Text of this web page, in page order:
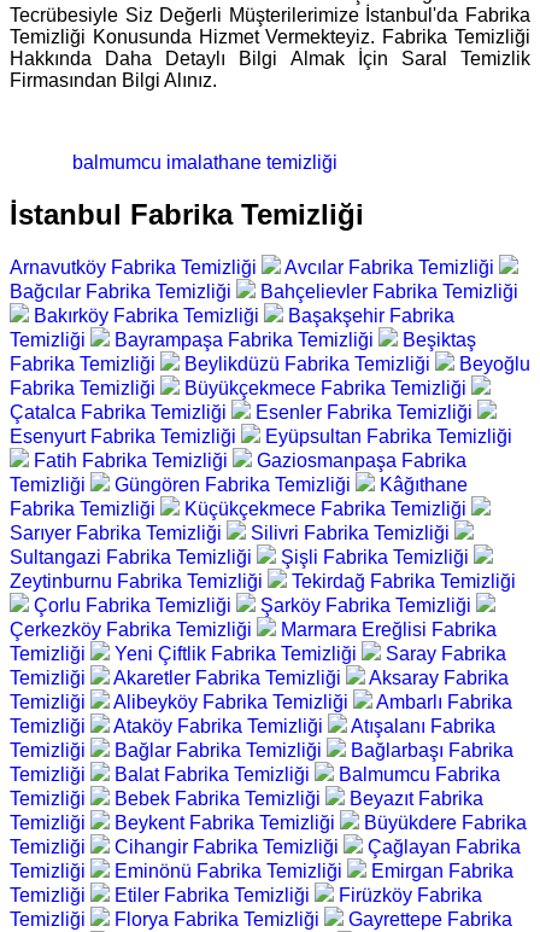
Tecrübesiyle Siz Değerli Müşterilerimize İstanbul'da Fabrika
Temizliği Konusunda Hizmet Vermekteyiz. Fabrika Temizliği
Hakkında Daha Detaylı Bilgi Almak İçin Saral Temizlik
Firmasından Bilgi Alınız.
balmumcu imalathane temizliği
İstanbul Fabrika Temizliği
Arnavutköy Fabrika Temizliği
Avcılar Fabrika Temizliği
Bağcılar Fabrika Temizliği
Bahçelievler Fabrika Temizliği
Bakırköy Fabrika Temizliği
Başakşehir Fabrika
Temizliği
Bayrampaşa Fabrika Temizliği
Beşiktaş
Fabrika Temizliği
Beylikdüzü Fabrika Temizliği
Beyoğlu
Fabrika Temizliği
Büyükçekmece Fabrika Temizliği
Çatalca Fabrika Temizliği
Esenler Fabrika Temizliği
Esenyurt Fabrika Temizliği
Eyüpsultan Fabrika Temizliği
Fatih Fabrika Temizliği
Gaziosmanpaşa Fabrika
Temizliği
Güngören Fabrika Temizliği
Kâğıthane
Fabrika Temizliği
Küçükçekmece Fabrika Temizliği
Sarıyer Fabrika Temizliği
Silivri Fabrika Temizliği
Sultangazi Fabrika Temizliği
Şişli Fabrika Temizliği
Zeytinburnu Fabrika Temizliği
Tekirdağ Fabrika Temizliği
Çorlu Fabrika Temizliği
Şarköy Fabrika Temizliği
Çerkezköy Fabrika Temizliği
Marmara Ereğlisi Fabrika
Temizliği
Yeni Çiftlik Fabrika Temizliği
Saray Fabrika
Temizliği
Akaretler Fabrika Temizliği
Aksaray Fabrika
Temizliği
Alibeyköy Fabrika Temizliği
Ambarlı Fabrika
Temizliği
Ataköy Fabrika Temizliği
Atışalanı Fabrika
Temizliği
Bağlar Fabrika Temizliği
Bağlarbaşı Fabrika
Temizliği
Balat Fabrika Temizliği
Balmumcu Fabrika
Temizliği
Bebek Fabrika Temizliği
Beyazıt Fabrika
Temizliği
Beykent Fabrika Temizliği
Büyükdere Fabrika
Temizliği
Cihangir Fabrika Temizliği
Çağlayan Fabrika
Temizliği
Eminönü Fabrika Temizliği
Emirgan Fabrika
Temizliği
Etiler Fabrika Temizliği
Firüzköy Fabrika
Temizliği
Florya Fabrika Temizliği
Gayrettepe Fabrika